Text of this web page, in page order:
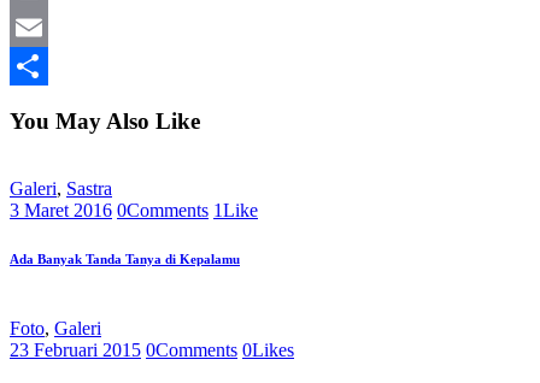
Print
Email
You May Also Like
Galeri, Sastra
3 Maret 2016 0Comments 1Like
Ada Banyak Tanda Tanya di Kepalamu
Foto, Galeri
23 Februari 2015 0Comments 0Likes